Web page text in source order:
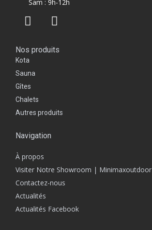
Sam : 9h-12h
Nos produits
Kota
Sauna
Gîtes
Chalets
Autres produits
Navigation
À propos
Visiter Notre Showroom | Minimaxoutdoor
Contactez-nous
Actualités
Actualités Facebook